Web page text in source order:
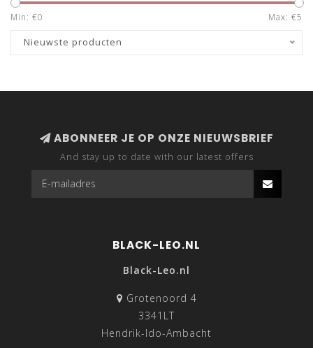
Min: €0 Max: €5
Nieuwste producten
ABONNEER JE OP ONZE NIEUWSBRIEF
And stay up to date with our latest offers
BLACK-LEO.NL
Black-Leo.nl
Grotenoord 4
3341LT
Hendrik-Ido-Ambacht